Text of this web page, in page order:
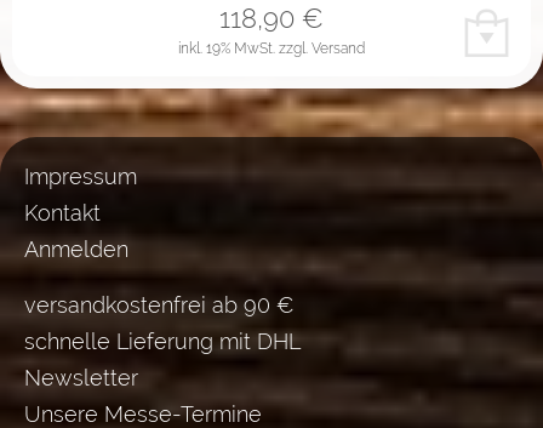
inkl. 19% MwSt. zzgl. Versand
118,90 €
Impressum
Kontakt
Anmelden
versandkostenfrei ab 90 €
schnelle Lieferung mit DHL
Newsletter
Unsere Messe-Termine